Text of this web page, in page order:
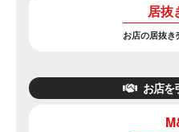
居抜
お店の居抜き
お店を